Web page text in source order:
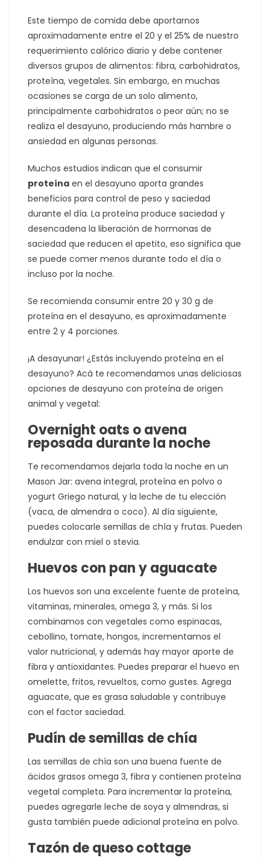
Este tiempo de comida debe aportarnos
aproximadamente entre el 20 y el 25% de nuestro
requerimiento calórico diario y debe contener
diversos grupos de alimentos: fibra, carbohidratos,
proteína, vegetales. Sin embargo, en muchas
ocasiones se carga de un solo alimento,
principalmente carbohidratos o peor aún; no se
realiza el desayuno, produciendo más hambre o
ansiedad en algunas personas.
Muchos estudios indican que el consumir
proteína en el desayuno aporta grandes
beneficios para control de peso y saciedad
durante el día. La proteína produce saciedad y
desencadena la liberación de hormonas de
saciedad que reducen el apetito, eso significa que
se puede comer menos durante todo el día o
incluso por la noche.
Se recomienda consumir entre 20 y 30 g de
proteína en el desayuno, es aproximadamente
entre 2 y 4 porciones.
¡A desayunar! ¿Estás incluyendo proteína en el
desayuno? Acá te recomendamos unas deliciosas
opciones de desayuno con proteína de origen
animal y vegetal:
Overnight oats o avena
reposada durante la noche
Te recomendamos dejarla toda la noche en un
Mason Jar: avena integral, proteína en polvo o
yogurt Griego natural, y la leche de tu elección
(vaca, de almendra o coco). Al día siguiente,
puedes colocarle semillas de chía y frutas. Pueden
endulzar con miel o stevia.
Huevos con pan y aguacate
Los huevos son una excelente fuente de proteína,
vitaminas, minerales, omega 3, y más. Si los
combinamos con vegetales como espinacas,
cebollino, tomate, hongos, incrementamos el
valor nutricional, y además hay mayor aporte de
fibra y antioxidantes. Puedes preparar el huevo en
omelette, fritos, revueltos, como gustes. Agrega
aguacate, que es grasa saludable y contribuye
con el factor saciedad.
Pudín de semillas de chía
Las semillas de chía son una buena fuente de
ácidos grasos omega 3, fibra y contienen proteína
vegetal completa. Para incrementar la proteína,
puedes agregarle leche de soya y almendras, si
gusta también puede adicional proteína en polvo.
Tazón de queso cottage